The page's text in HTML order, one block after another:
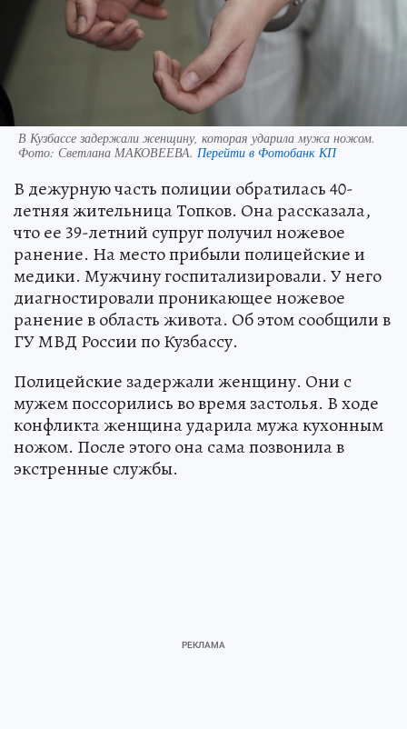
В Кузбассе задержали женщину, которая ударила мужа ножом.
Фото: Светлана МАКОВЕЕВА. Перейти в Фотобанк КП
В дежурную часть полиции обратилась 40-
летняя жительница Топков. Она рассказала,
что ее 39-летний супруг получил ножевое
ранение. На место прибыли полицейские и
медики. Мужчину госпитализировали. У него
диагностировали проникающее ножевое
ранение в область живота. Об этом сообщили в
ГУ МВД России по Кузбассу.
Полицейские задержали женщину. Они с
мужем поссорились во время застолья. В ходе
конфликта женщина ударила мужа кухонным
ножом. После этого она сама позвонила в
экстренные службы.